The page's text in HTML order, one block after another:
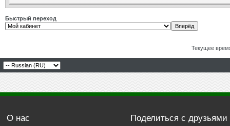
Быстрый переход
Текущее
О нас Поделиться с друзьями